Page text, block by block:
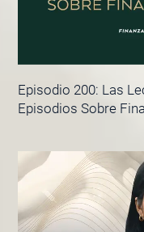
Episodio 200: Las
Episodios Sobre